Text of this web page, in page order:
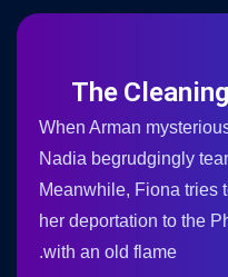
The
When Arman
Nadia begrudgingly
Meanwhile, Fiona tries
her deportation to the
with an old flame.